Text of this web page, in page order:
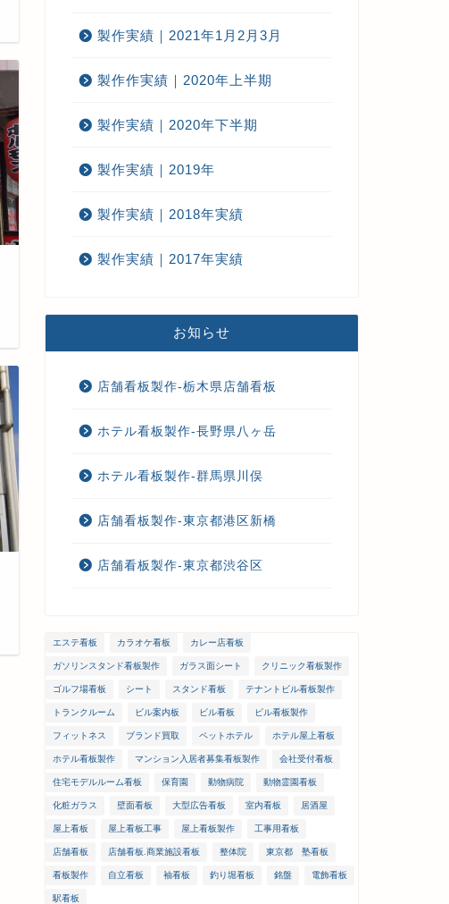
製作実績｜2021年1月2月3月
製作作実績｜2020年上半期
製作実績｜2020年下半期
製作実績｜2019年
製作実績｜2018年実績
製作実績｜2017年実績
お知らせ
店舗看板製作-栃木県店舗看板
ホテル看板製作-長野県八ヶ岳
ホテル看板製作-群馬県川俣
店舗看板製作-東京都港区新橋
店舗看板製作-東京都渋谷区
エステ看板 カラオケ看板 カレー店看板
ガソリンスタンド看板製作 ガラス面シート クリニック看板製作
ゴルフ場看板 シート スタンド看板 テナントビル看板製作
トランクルーム ビル案内板 ビル看板 ビル看板製作
フィットネス ブランド買取 ペットホテル ホテル屋上看板
ホテル看板製作 マンション入居者募集看板製作 会社受付看板
住宅モデルルーム看板 保育園 動物病院 動物霊園看板
化粧ガラス 壁面看板 大型広告看板 室内看板 居酒屋
屋上看板 屋上看板工事 屋上看板製作 工事用看板
店舗看板 店舗看板.商業施設看板 整体院 東京都 塾看板
看板製作 自立看板 袖看板 釣り堀看板 銘盤 電飾看板
駅看板